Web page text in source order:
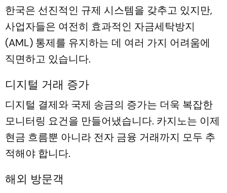
한국은 선진적인 규제 시스템을 갖추고 있지만,
사업자들은 여전히 ​​효과적인 자금세탁방지
(AML) 통제를 유지하는 데 여러 가지 어려움에
직면하고 있습니다.
디지털 거래 증가
디지털 결제와 국제 송금의 증가는 더욱 복잡한
모니터링 요건을 만들어냈습니다. 카지노는 이제
현금 흐름뿐 아니라 전자 금융 거래까지 모두 추
적해야 합니다.
해외 방문객